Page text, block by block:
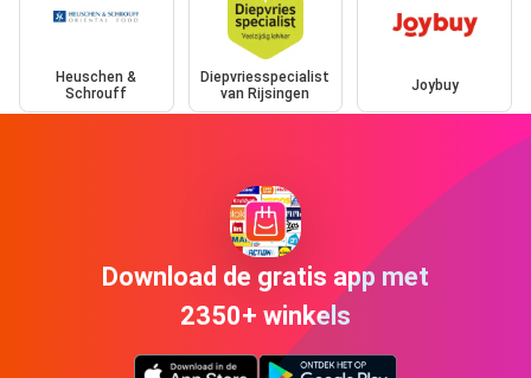
Heuschen &
Schrouff
Diepvriesspecialist
van Rijsingen
Joybuy
Download de gratis app met
2350+ winkels